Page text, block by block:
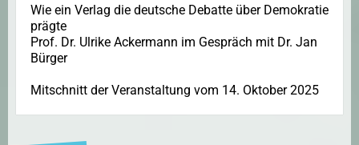
Wie ein Verlag die deutsche Debatte über Demokratie
prägte
Prof. Dr. Ulrike Ackermann im Gespräch mit Dr. Jan
Bürger
Mitschnitt der Veranstaltung vom 14. Oktober 2025